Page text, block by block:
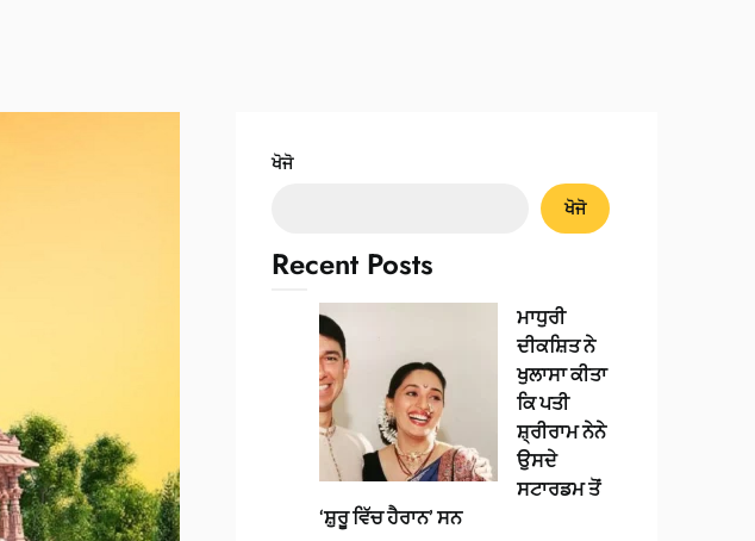
ਖੋਜੋ
ਖੋਜੋ
Recent Posts
ਮਾਧੁਰੀ
ਦੀਕਸ਼ਿਤ ਨੇ
ਖੁਲਾਸਾ ਕੀਤਾ
ਕਿ ਪਤੀ
ਸ਼੍ਰੀਰਾਮ ਨੇਨੇ
ਉਸਦੇ
ਸਟਾਰਡਮ ਤੋਂ
‘ਸ਼ੁਰੂ ਵਿੱਚ ਹੈਰਾਨ’ ਸਨ